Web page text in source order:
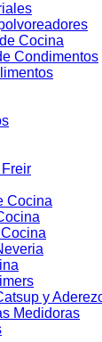
Cocina
Condimentos
Cocina
y
Medidoras